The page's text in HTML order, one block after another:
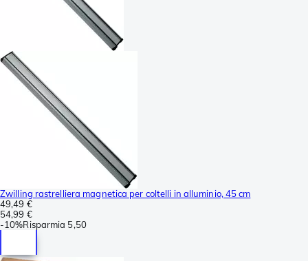
Zwilling rastrelliera magnetica per coltelli in alluminio, 45 cm
49,49 €
54,99 €
-10%Risparmia 5,50